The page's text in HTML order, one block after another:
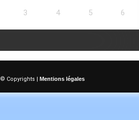
3 4 5 6
Copyrights | Mentions légales